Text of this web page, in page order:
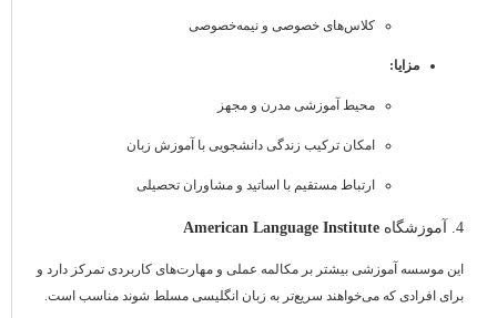
کلاس‌های خصوصی و نیمه‌خصوصی
مزایا:
محیط آموزشی مدرن و مجهز
امکان ترکیب زندگی دانشجویی با آموزش زبان
ارتباط مستقیم با اساتید و مشاوران تحصیلی
4. آموزشگاه American Language Institute
این موسسه آموزشی بیشتر بر مکالمه عملی و مهارت‌های کاربردی تمرکز دارد و
برای افرادی که می‌خواهند سریع‌تر به زبان انگلیسی مسلط شوند مناسب است.